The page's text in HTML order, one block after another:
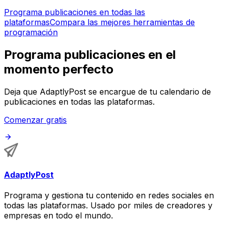
Programa publicaciones en todas las
plataformasCompara las mejores herramientas de
programación
Programa publicaciones en el
momento perfecto
Deja que AdaptlyPost se encargue de tu calendario de
publicaciones en todas las plataformas.
Comenzar gratis
AdaptlyPost
Programa y gestiona tu contenido en redes sociales en
todas las plataformas. Usado por miles de creadores y
empresas en todo el mundo.